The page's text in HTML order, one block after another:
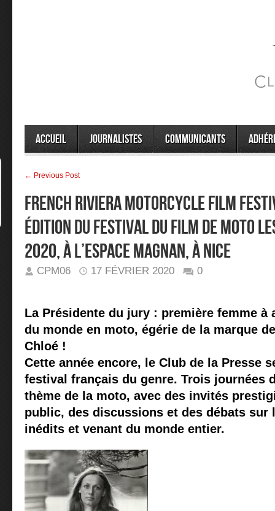
Accueil Journalistes Communicants
← Previous Post
French Riviera Motorcycle Film
édition du Festival du Film de Moto
2020, à l’Espace Magnan, à Nice
CPM06 17 FÉVRIER 2020 0
La Présidente du jury : première femme
du monde en moto, égérie de la marque
Chloé !
Cette année encore, le Club de la Presse
festival français du genre. Trois journées
thème de la moto, avec des invités
public, des discussions et des débats sur
inédits et venant du monde entier.